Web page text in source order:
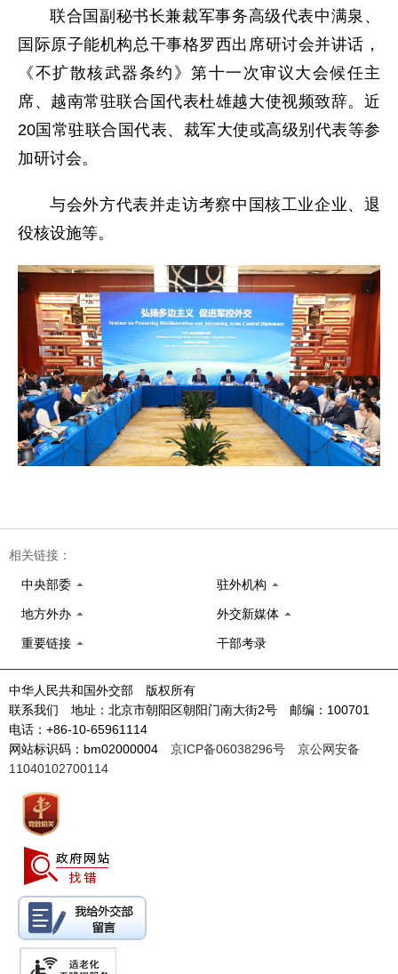
联合国副秘书长兼裁军事务高级代表中满泉、
国际原子能机构总干事格罗西出席研讨会并讲话，
《不扩散核武器条约》第十一次审议大会候任主
席、越南常驻联合国代表杜雄越大使视频致辞。近
20国常驻联合国代表、裁军大使或高级别代表等参
加研讨会。
与会外方代表并走访考察中国核工业企业、退
役核设施等。
相关链接：
中央部委 驻外机构
地方外办 外交新媒体
重要链接 干部考录
中华人民共和国外交部 版权所有
联系我们 地址：北京市朝阳区朝阳门南大街2号 邮编：100701
电话：+86-10-65961114
网站标识码：bm02000004 京ICP备06038296号
京公网安备
11040102700114